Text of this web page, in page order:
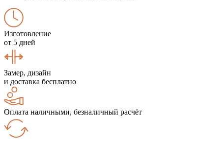
Изготовление
от 5 дней
Замер, дизайн
и доставка бесплатно
Оплата наличными, безналичный расчёт